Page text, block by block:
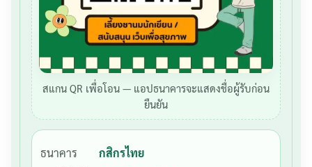
สแกน QR เพื่อโอน — แอปธนาคารจะแสดงชื่อผู้รับก่อน
ยืนยัน
ธนาคาร
กสิกรไทย